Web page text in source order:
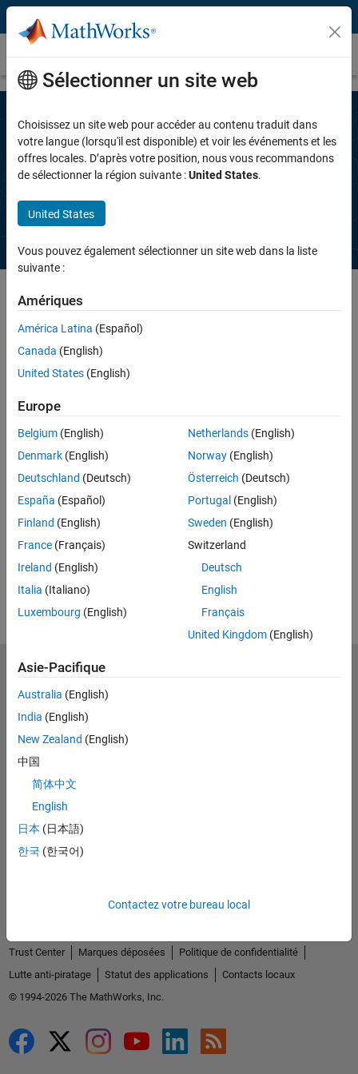
Passer au contenu
Demander un devis
Complétez les informations ci-
dessous pour demander un devis pour
Saisissez votre adresse e-mail
Adresse email professionnelle ou universitaire*
Nous ne vendrons ni ne louerons vos coordonnées personnelles.
détails.
Sélectionner un site web
Choisissez un site web pour accéder au contenu traduit dans
votre langue (lorsqu'il est disponible) et voir les événements et les
offres locales. D’après votre position, nous vous recommandons
de sélectionner la région suivante :United States.
United States
Vous pouvez également sélectionner un site web dans la liste
suivante :
Amériques
América Latina (Español)
Canada (English)
United States (English)
Europe
Belgium (English)
Denmark (English)
Deutschland (Deutsch)
España (Español)
Finland (English)
France (Français)
Ireland (English)
Italia (Italiano)
Luxembourg (English)
Netherlands(English)
Norway(English)
Österreich (Deutsch)
Portugal (English)
Sweden (English)
Switzerland
Deutsch
English
Français
United Kingdom(English)
Asie-Pacifique
Australia (English)
India (English)
New Zealand (English)
中国
简体中文
English
日本 (日本語)
한국 (한국어)
Contactez votre bureau local
MathWorks
Découvrir les produits
Essayer ou acheter
Se former
La société
Sélectionner un site web
Trust Center Marques déposées
Politique de confidentialité
Lutte anti-piratage
Statut des applications
Contacts locaux
© 1994-2026 The MathWorks, Inc.